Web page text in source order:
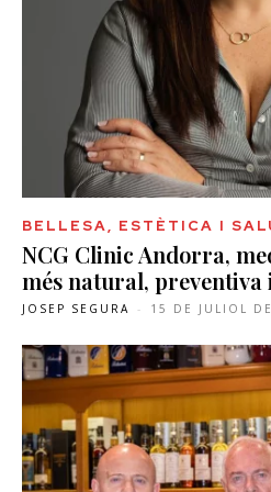
BELLESA, ESTÈTICA I
NCG Clinic Andorra,
més natural, preventiva
JOSEP SEGURA - 15 DE JULIOL